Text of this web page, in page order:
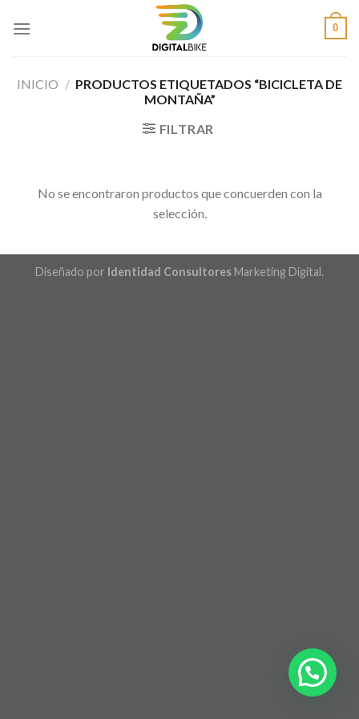
0
INICIO / PRODUCTOS ETIQUETADOS “BICICLETA DE
MONTAÑA”
FILTRAR
No se encontraron productos que concuerden con la
selección.
Diseñado por Identidad Consultores Marketing Digital.